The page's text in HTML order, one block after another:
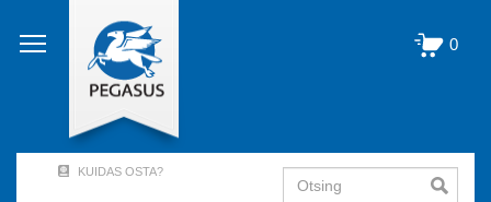
edasi
põhisisu
0
KUIDAS OSTA? Otsing